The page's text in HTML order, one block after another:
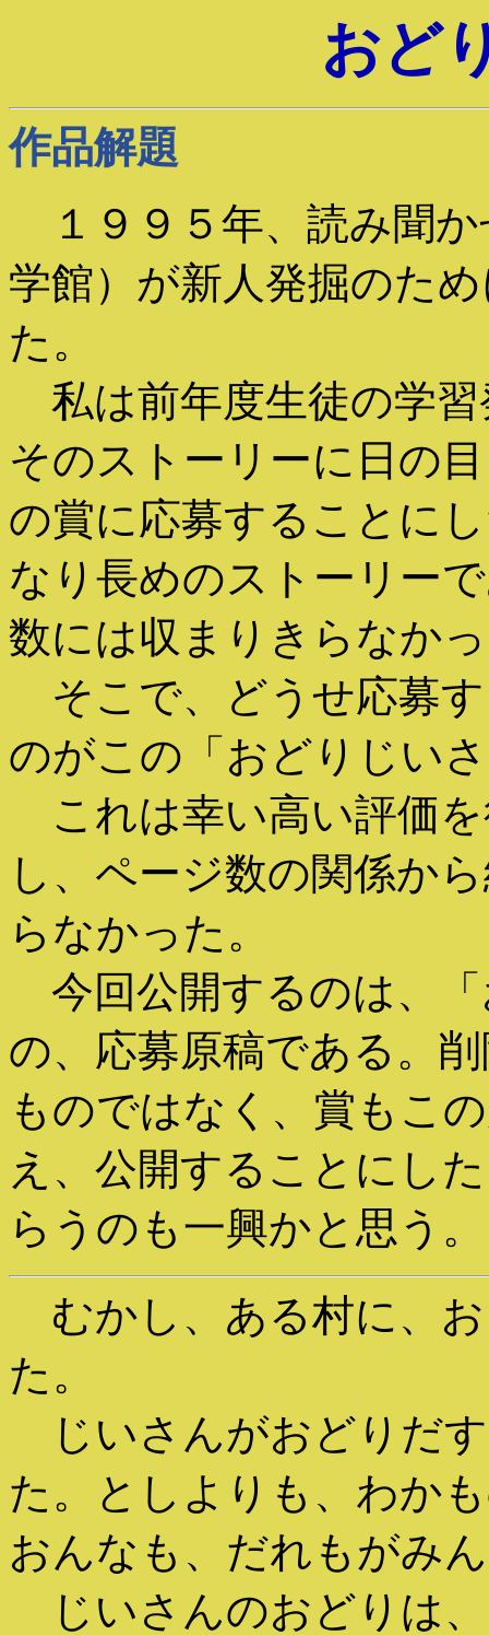
おど
作品解題
１９９５年、読み聞か
学館）が新人発掘のた
た。
私は前年度生徒の学
そのストーリーに日の
の賞に応募することに
なり長めのストーリー
数には収まりきらなか
そこで、どうせ応募
のがこの「おどりじい
これは幸い高い評価
し、ページ数の関係か
らなかった。
今回公開するのは、
の、応募原稿である。
ものではなく、賞もこ
え、公開することにし
らうのも一興かと思う。
むかし、ある村に、
た。
じいさんがおどりだ
た。としよりも、わか
おんなも、だれもがみ
じいさんのおどりは